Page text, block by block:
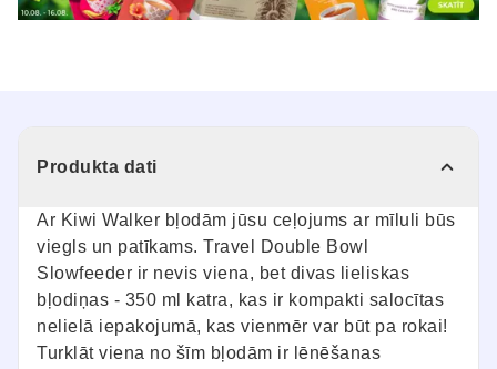
Produkta dati
Ar Kiwi Walker bļodām jūsu ceļojums ar mīluli būs
viegls un patīkams. Travel Double Bowl
Slowfeeder ir nevis viena, bet divas lieliskas
bļodiņas - 350 ml katra, kas ir kompakti salocītas
nelielā iepakojumā, kas vienmēr var būt pa rokai!
Turklāt viena no šīm bļodām ir lēnēšanas